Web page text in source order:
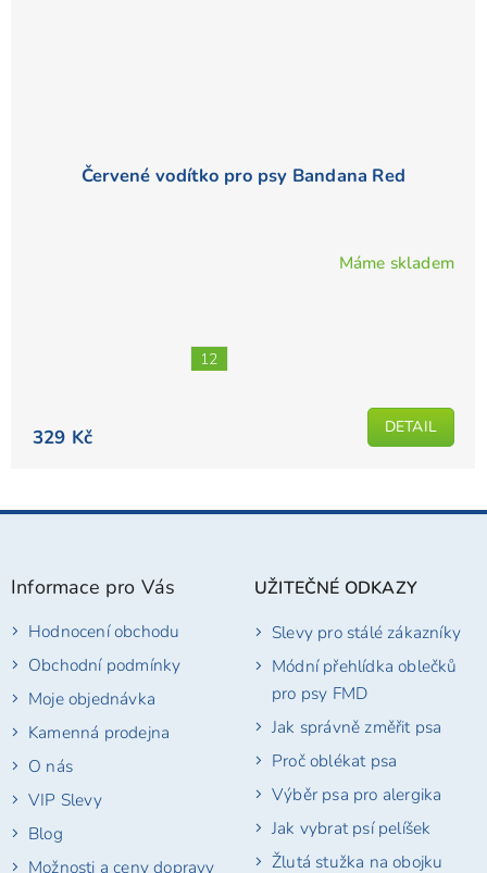
Červené vodítko pro psy Bandana Red
5
hvězdiček.
Máme skladem
329 Kč DETAIL
12
Z
Informace pro Vás
Hodnocení obchodu
Obchodní podmínky
Moje objednávka
Kamenná prodejna
O nás
VIP Slevy
Blog
Možnosti a ceny dopravy
UŽITEČNÉ ODKAZY
Slevy pro stálé zákazníky
Módní přehlídka oblečků
pro psy FMD
Jak správně změřit psa
Proč oblékat psa
Výběr psa pro alergika
Jak vybrat psí pelíšek
Žlutá stužka na obojku